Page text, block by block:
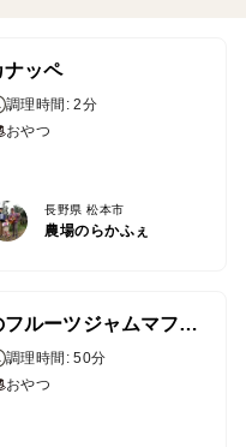
ナッペ
調理時間: 2分
おやつ
長野県 松本市
農場のらかふぇ
キウイ・いちじく・ベリーのフルーツジャムマフィン
調理時間: 50分
おやつ